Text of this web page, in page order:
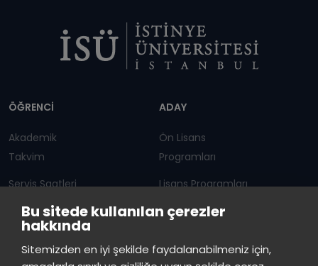
Bu sitede kullanılan çerezler
hakkında
Sitemizden en iyi şekilde faydalanabilmeniz için,
ÖĞRENCİ
Akademik
Takvim
Servis Saatleri
Duyurular
ADAY
Ön Lisans
Programları
Lisans Programları
Lisansüstü
çevrimiçi